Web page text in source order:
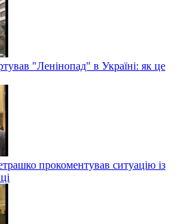
"Ленінопад" в Україні: як це
прокоментував ситуацію із